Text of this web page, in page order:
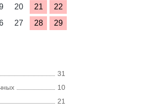
20 21
22
27 28
29
31
10
21